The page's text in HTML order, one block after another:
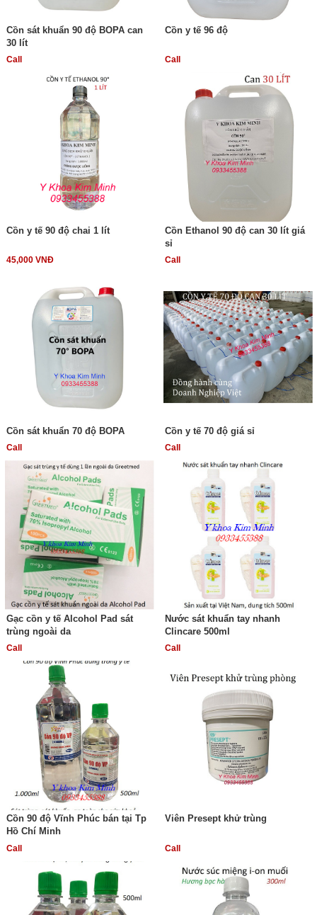
Cồn sát khuẩn 90 độ BOPA can
30 lít
Call
Cồn y tế 96 độ
Call
Cồn y tế 90 độ chai 1 lít
45,000 VNĐ
Cồn Ethanol 90 độ can 30 lít giá
sỉ
Call
Cồn sát khuẩn 70 độ BOPA
Call
Cồn y tế 70 độ giá sỉ
Call
Gạc cồn y tế Alcohol Pad sát
trùng ngoài da
Call
Nước sát khuẩn tay nhanh
Clincare 500ml
Call
Cồn 90 độ Vĩnh Phúc bán tại Tp
Hồ Chí Minh
Call
Viên Presept khử trùng
Call